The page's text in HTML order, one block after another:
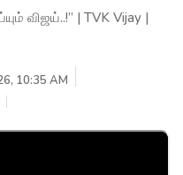
விஜய்..!” | TVK Vijay |
10:35 AM